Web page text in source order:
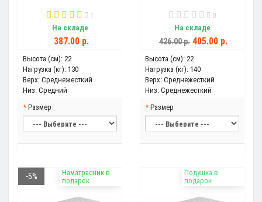
1
На складе
387.00 р.
Высота (см): 22
Нагрузка (кг): 130
Верх: Среднежесткий
Низ: Средний
Размер
0
На складе
426.00 р. 405.00 р.
Высота (см): 22
Нагрузка (кг): 140
Верх: Среднежесткий
Низ: Среднежесткий
Размер
Наматрасник в
подарок
-5%
Подушка в
подарок